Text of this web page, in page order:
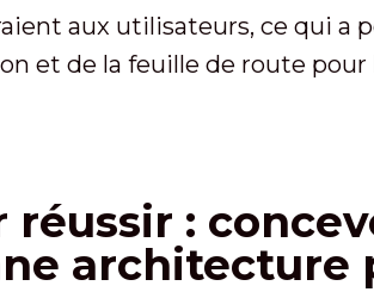
aux utilisateurs, ce qui
et de la feuille de route pour
réussir :
architecture